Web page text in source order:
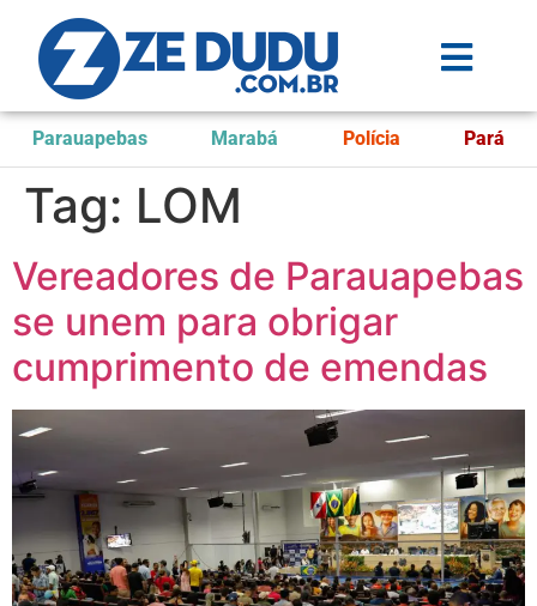
Parauapebas Marabá Polícia Pará
Tag: LOM
Vereadores de Parauapebas
se unem para obrigar
cumprimento de emendas